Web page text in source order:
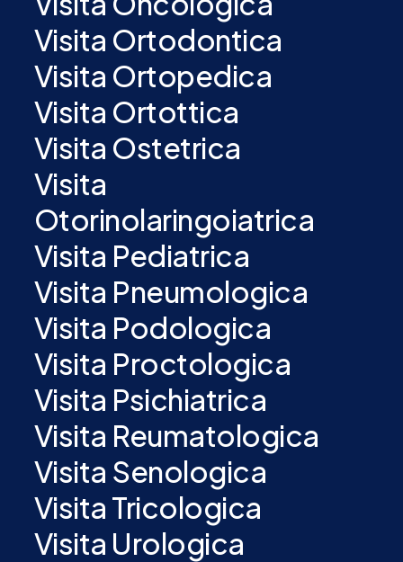
Visita Ortodontica
Visita Ortopedica
Visita Ortottica
Visita Ostetrica
Visita
Otorinolaringoiatrica
Visita Pediatrica
Visita Pneumologica
Visita Podologica
Visita Proctologica
Visita Psichiatrica
Visita Reumatologica
Visita Senologica
Visita Tricologica
Visita Urologica